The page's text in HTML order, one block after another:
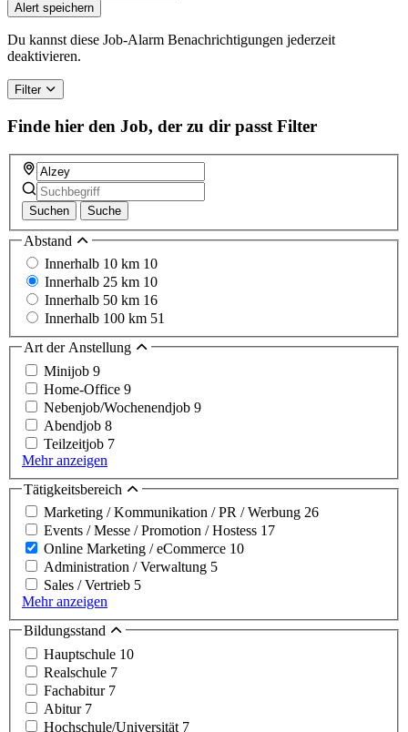
Alert speichern
Du kannst diese Job-Alarm Benachrichtigungen jederzeit
deaktivieren.
Filter
Finde hier den Job, der zu dir passt Filter
Suchen Suche
Abstand
Innerhalb 10 km 10
Innerhalb 25 km 10
Innerhalb 50 km 16
Innerhalb 100 km 51
Art der Anstellung
Minijob 9
Home-Office 9
Nebenjob/Wochenendjob 9
Abendjob 8
Teilzeitjob 7
Mehr anzeigen
Tätigkeitsbereich
Marketing / Kommunikation / PR / Werbung 26
Events / Messe / Promotion / Hostess 17
Online Marketing / eCommerce 10
Administration / Verwaltung 5
Sales / Vertrieb 5
Mehr anzeigen
Bildungsstand
Hauptschule 10
Realschule 7
Fachabitur 7
Abitur 7
Hochschule/Universität 7